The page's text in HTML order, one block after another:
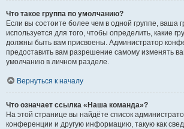
Что такое группа по умолчанию?
Если вы состоите более чем в одной группе, ваша
используется для того, чтобы определить, какие
должны быть вам присвоены. Администратор
предоставить вам разрешение самому изменять
умолчанию в личном разделе.
Вернуться к началу
Что означает ссылка «Наша команда»?
На этой странице вы найдёте список
конференции и другую информацию, такую как